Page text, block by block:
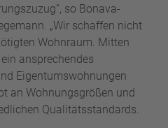
so Bonava-
„Wir schaffen nicht
Wohnraum. Mitten
ansprechendes
Eigentumswohnungen
an Wohnungsgrößen und
Qualitätsstandards.